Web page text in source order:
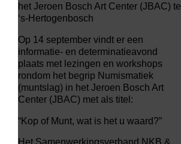
het Jeroen Bosch Art Center (JBAC) te
‘s-Hertogenbosch
Op 14 september vindt er een
informatie- en determinatieavond
plaats met lezingen en workshops
rondom het begrip Numismatiek
(muntslag) in het Jeroen Bosch Art
Center (JBAC) met als titel:
“Kop of Munt, wat is het u waard?”